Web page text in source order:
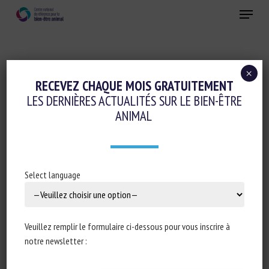
Menu
Colloques-séminaires-formations
Prise en charge de la douleur
Santé animale
TO LIMIT LAMENESS
Type de document : article publié dans
RECEVEZ CHAQUE MOIS GRATUITEMENT
LES DERNIÈRES ACTUALITÉS SUR LE BIEN-ÊTRE
ANIMAL
Select language
Veuillez remplir le formulaire ci-dessous pour vous inscrire à
notre newsletter :
×